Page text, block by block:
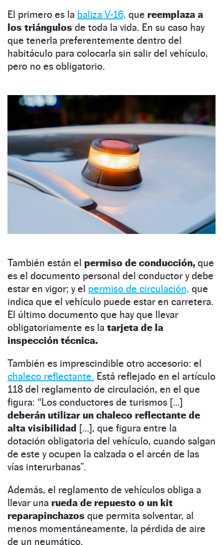
El primero es la baliza V-16, que reemplaza a
los triángulos de toda la vida. En su caso hay
que tenerla preferentemente dentro del
habitáculo para colocarla sin salir del vehículo,
pero no es obligatorio.
También están el permiso de conducción, que
es el documento personal del conductor y debe
estar en vigor; y el permiso de circulación, que
indica que el vehículo puede estar en carretera.
El último documento que hay que llevar
obligatoriamente es la tarjeta de la
inspección técnica.
También es imprescindible otro accesorio: el
chaleco reflectante. Está reflejado en el artículo
118 del reglamento de circulación, en el que
figura: “Los conductores de turismos […]
deberán utilizar un chaleco reflectante de
alta visibilidad […], que figura entre la
dotación obligatoria del vehículo, cuando salgan
de este y ocupen la calzada o el arcén de las
vías interurbanas”.
Además, el reglamento de vehículos obliga a
llevar una rueda de repuesto o un kit
reparapinchazos que permita solventar, al
menos momentáneamente, la pérdida de aire
de un neumático.